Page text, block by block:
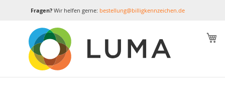
Fragen?Wir helfen gerne: bestellung@billigkennzeichen.de